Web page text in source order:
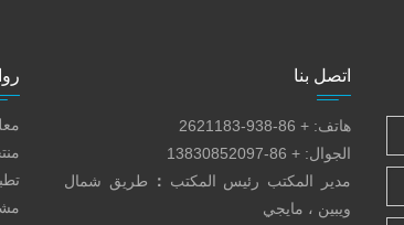
اتصل بنا
هاتف: + 86-938-2621183
الجوال: + 86-13830852097
مدير المكتب رئيس المكتب ： طريق شمال
ويبين ، مايجي